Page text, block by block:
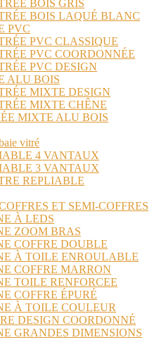
BOIS GRIS
BOIS LAQUÉ BLANC
PVC
PVC CLASSIQUE
PVC COORDONNÉE
PVC DESIGN
ALU BOIS
MIXTE DESIGN
MIXTE CHÊNE
MIXTE ALU BOIS
vitré
4 VANTAUX
3 VANTAUX
REPLIABLE
ET SEMI-COFFRES
À LEDS
ZOOM BRAS
COFFRE DOUBLE
À TOILE ENROULABLE
COFFRE MARRON
TOILE RENFORCEE
COFFRE ÉPURÉ
À TOILE COULEUR
DESIGN COORDONNÉ
GRANDES DIMENSIONS